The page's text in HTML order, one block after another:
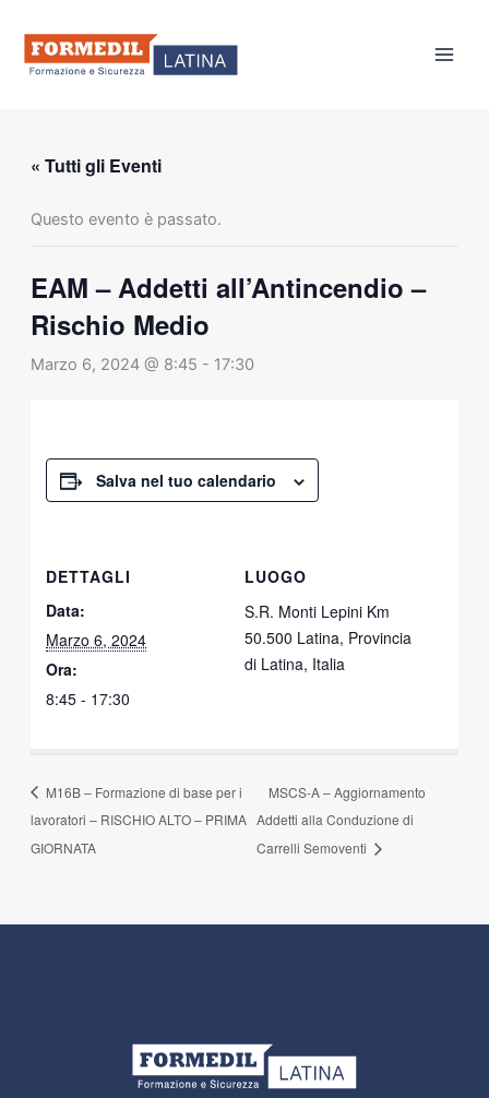
contenuto
« Tutti gli Eventi
Questo evento è passato.
EAM – Addetti all’Antincendio –
Rischio Medio
Marzo 6, 2024 @ 8:45 - 17:30
Salva nel tuo calendario
DETTAGLI
Data:
Marzo 6, 2024
Ora:
8:45 - 17:30
LUOGO
S.R. Monti Lepini Km
50.500 Latina, Provincia
di Latina, Italia
M16B – Formazione di base per i
lavoratori – RISCHIO ALTO – PRIMA
GIORNATA
MSCS-A – Aggiornamento
Addetti alla Conduzione di
Carrelli Semoventi